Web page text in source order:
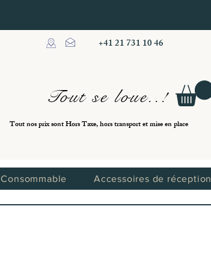
+41 21 731 10 46
Tout se loue..!
Tout nos prix sont Hors Taxe, hors transport et mise en place
Consommable Accessoires de réception